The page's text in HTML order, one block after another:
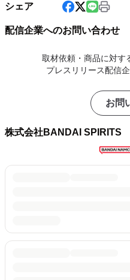
シェア
配信企業へのお問い合わせ
取材依頼・商品に対す
プレスリリース配信
お問
株式会社BANDAI SPIRITS